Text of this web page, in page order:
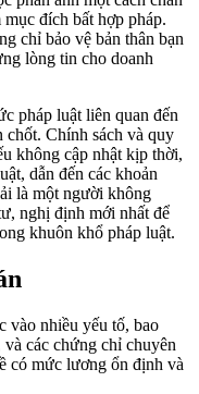
đích bất hợp pháp.
chỉ bảo vệ bản thân bạn
lòng tin cho doanh
pháp luật liên quan đến
chốt. Chính sách và quy
không cập nhật kịp thời,
dẫn đến các khoản
là một người không
nghị định mới nhất để
khuôn khổ pháp luật.
vào nhiều yếu tố, bao
các chứng chỉ chuyên
có mức lương ổn định và